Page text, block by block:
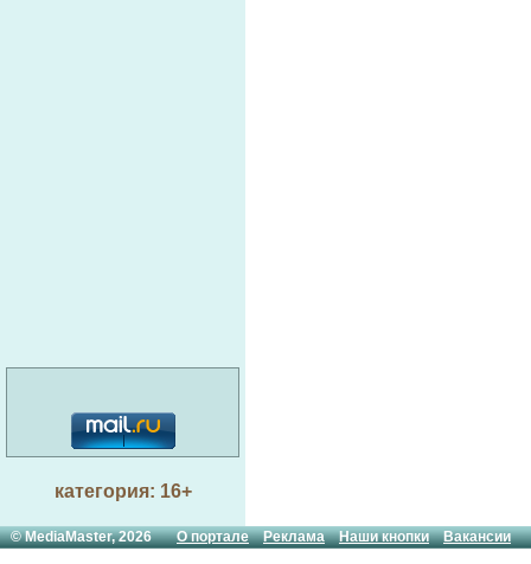
категория: 16+
© MediaMaster, 2026О портале Реклама Наши кнопки Вакансии